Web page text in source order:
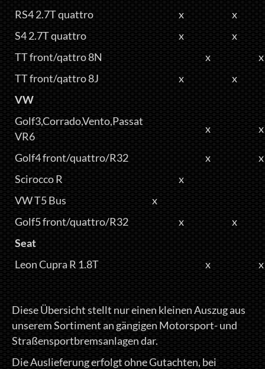
RS4 2.7T quattro x
x
S4 2.7T quattro
x
x
TT front/qattro 8N
x
x
TT front/qattro 8J
x
x
VW
Golf3,Corrado,Vento,Passat
VR6
x x
Golf4 front/quattro/R32 x
x
Scirocco R
x
VW T5 Bus
x
Golf5 front/quattro/R32
x
x
Seat
Leon Cupra R 1.8T
x x
Diese Übersicht stellt nur einen kleinen Auszug aus
unserem Sortiment an gängigen Motorsport- und
Straßensportbremsanlagen dar.
Die Auslieferung erfolgt ohne Gutachten, bei